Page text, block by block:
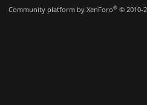
Community platform by XenForo® © 2010-